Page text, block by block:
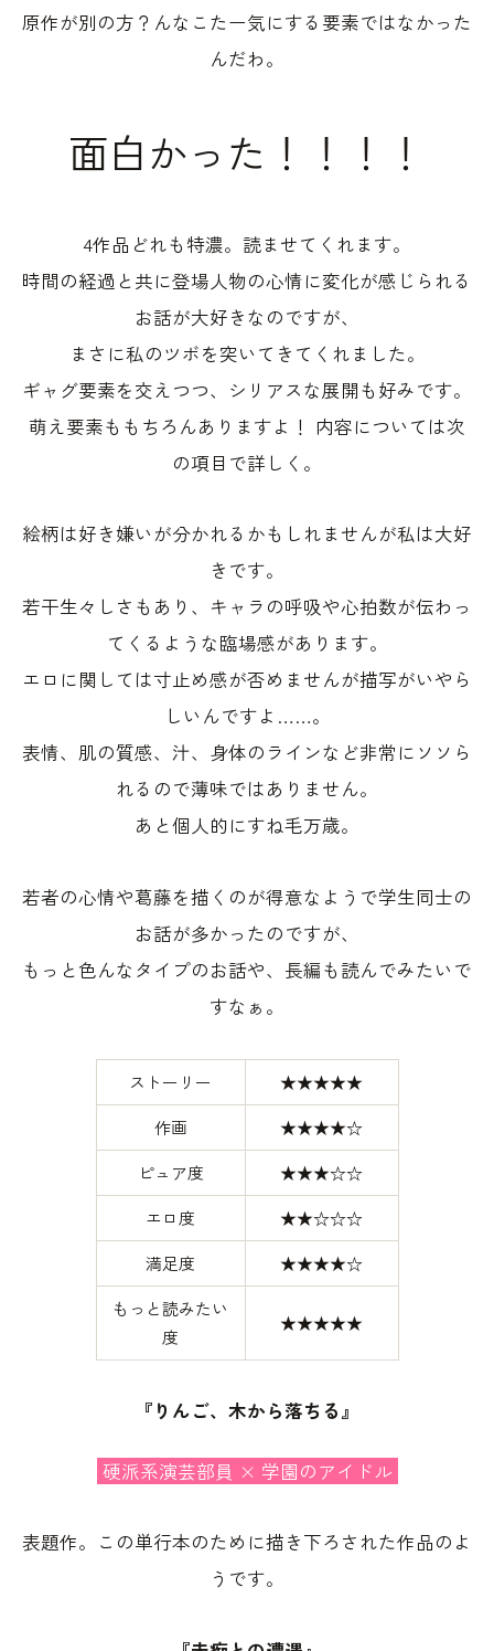
原作が別の方？んなこたー気にする要素ではなかった
んだわ。
面白かった！！！！
4作品どれも特濃。読ませてくれます。
時間の経過と共に登場人物の心情に変化が感じられる
お話が大好きなのですが、
まさに私のツボを突いてきてくれました。
ギャグ要素を交えつつ、シリアスな展開も好みです。
萌え要素ももちろんありますよ！ 内容については次
の項目で詳しく。
絵柄は好き嫌いが分かれるかもしれませんが私は大好
きです。
若干生々しさもあり、キャラの呼吸や心拍数が伝わっ
てくるような臨場感があります。
エロに関しては寸止め感が否めませんが描写がいやら
しいんですよ……。
表情、肌の質感、汁、身体のラインなど非常にソソら
れるので薄味ではありません。
あと個人的にすね毛万歳。
若者の心情や葛藤を描くのが得意なようで学生同士の
お話が多かったのですが、
もっと色んなタイプのお話や、長編も読んでみたいで
すなぁ。
ストーリー
★★★★★
作画
★★★★☆
ピュア度
★★★☆☆
エロ度
★★☆☆☆
満足度
★★★★☆
もっと読みたい
度
★★★★★
『りんご、木から落ちる』
硬派系演芸部員 × 学園のアイドル
表題作。この単行本のために描き下ろされた作品のよ
うです。